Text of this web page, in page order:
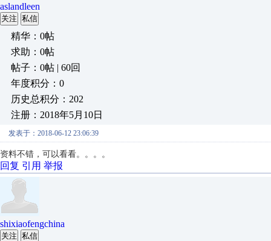
aslandleen
关注 私信
精华：0帖
求助：0帖
帖子：0帖 | 60回
年度积分：0
历史总积分：202
注册：2018年5月10日
发表于：2018-06-12 23:06:39
资料不错，可以看看。。。。
回复 引用 举报
shixiaofengchina
关注 私信